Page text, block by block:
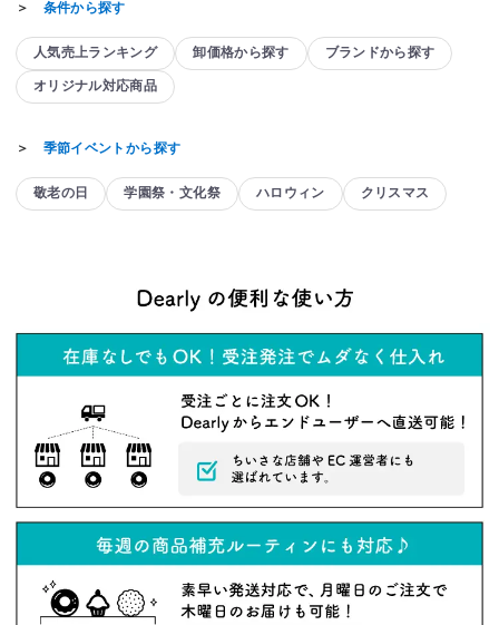
＞ 条件から探す
人気売上ランキング 卸価格から探す ブランドから探す
オリジナル対応商品
＞ 季節イベントから探す
敬老の日 学園祭・文化祭 ハロウィン クリスマス